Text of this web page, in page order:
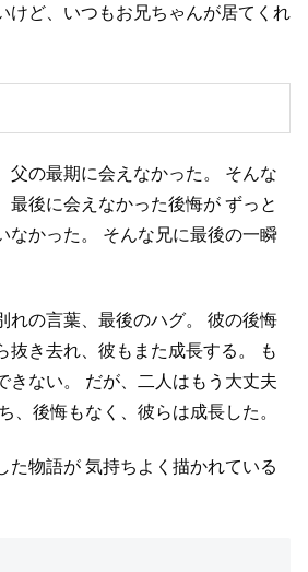
けど、いつもお兄ちゃんが居てくれ
父の最期に会えなかった。
そんな
最後に会えなかった後悔が ずっと
なかった。
そんな兄に最後の一瞬
れの言葉、最後のハグ。
彼の後悔
抜き去れ、彼もまた成長する。
も
きない。
だが、二人はもう大丈夫
、後悔もなく、彼らは成長した。
た物語が 気持ちよく描かれている